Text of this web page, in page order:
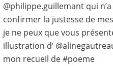
@philippe.guillemant qui
confirmer la justesse de
je ne peux que vous
illustration d’
mon recueil de #poeme